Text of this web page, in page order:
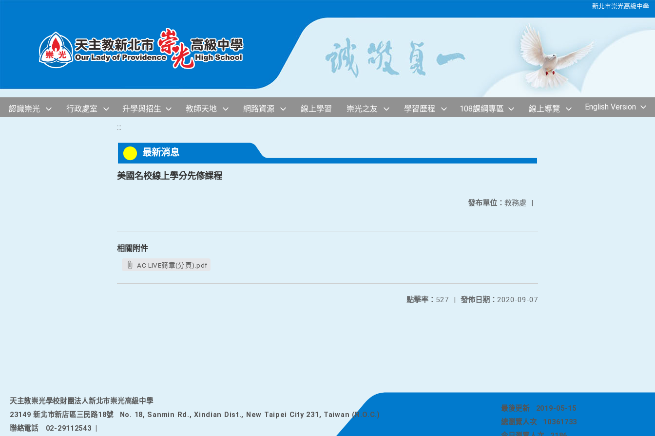
新北市崇光高級中學
認識崇光 行政處室 升學與招生 教師天地 網路資源 線上學習 崇光之友 學習歷程 108課綱專區 線上導覽 English Version
:::
最新消息
美國名校線上學分先修課程
發布單位： 教務處 |
相關附件
AC LIVE簡章(分頁).pdf
發佈日期： 2020-09-07
點擊率： 527 |
天主教崇光學校財團法人新北市崇光高級中學
23149 新北市新店區三民路18號
No. 18, Sanmin Rd., Xindian Dist., New Taipei City 231, Taiwan (R.O.C.)
聯絡電話
02-29112543
最後更新
2019-05-15
總瀏覽人次
10361733